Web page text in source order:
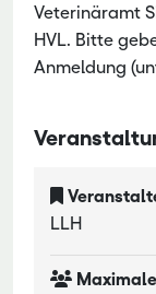
Veterinäramt
HVL. Bitte
Anmeldung
LLH
Maximale